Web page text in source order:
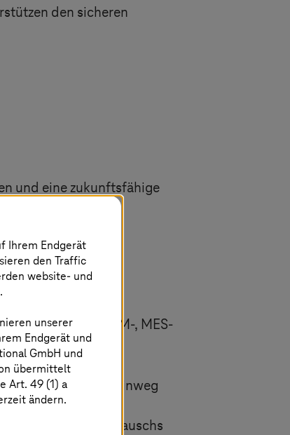
den sicheren
und eine zukunftsfähige
aus ERP-, PLM-, MES-
über alle Quellen hinweg
Datenaustauschs
Ihrem Endgerät
den Traffic
website- und
unserer
Endgerät und
GmbH und
übermittelt
Art. 49 (1) a
ändern.